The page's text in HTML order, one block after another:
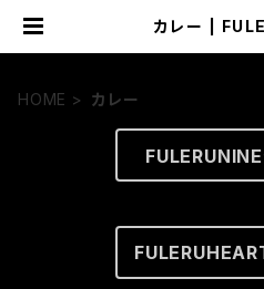
カレー |
HOME カレー